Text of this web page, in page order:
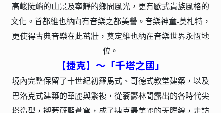
高峻陡峭的山景及寧靜的鄉間風光，更有歐式貴族風格的
文化。首都維也納向有音樂之都美譽。音樂神童-莫札特，
更使得古典音樂在此茁壯，奠定維也納在音樂世界永恆地
位。
【捷克】～「千塔之國」
境內完整保留了十世紀初羅馬式、哥德式教堂建築，以及
巴洛克式建築的華麗與繁複，從蓊鬱林間露出的各時代尖
塔造型，襯著蔚藍蒼穹，成了捷克最美麗的天際線，走訪